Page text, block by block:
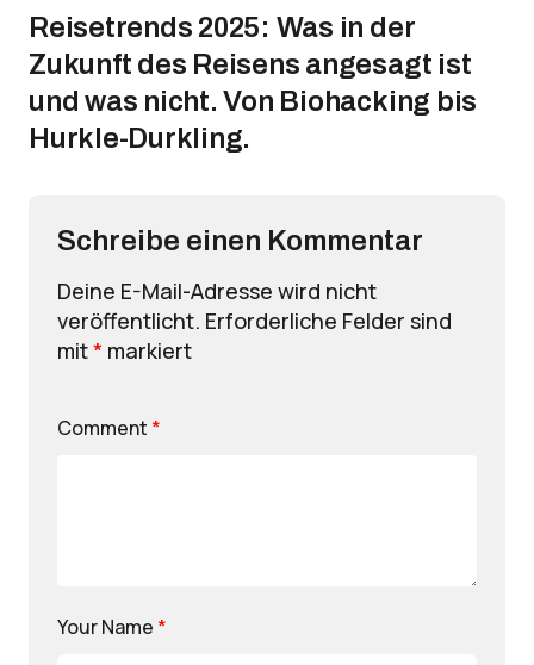
Reisetrends 2025: Was in der
Zukunft des Reisens angesagt ist
und was nicht. Von Biohacking bis
Hurkle-Durkling.
Schreibe einen Kommentar
Deine E-Mail-Adresse wird nicht
veröffentlicht. Erforderliche Felder sind
mit* markiert
Comment *
Your Name *